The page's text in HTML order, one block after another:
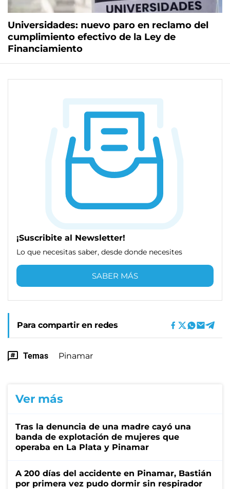
Universidades: nuevo paro en reclamo del
cumplimiento efectivo de la Ley de
Financiamiento
¡Suscribite al Newsletter!
Lo que necesitas saber, desde donde necesites
SABER MÁS
Para compartir en redes
Temas Pinamar
Ver más
Tras la denuncia de una madre cayó una
banda de explotación de mujeres que
operaba en La Plata y Pinamar
A 200 días del accidente en Pinamar, Bastián
por primera vez pudo dormir sin respirador